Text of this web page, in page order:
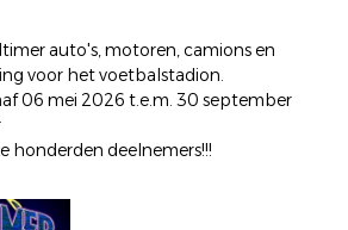
auto's, motoren, camions en
voor het voetbalstadion.
06 mei 2026 t.e.m. 30 september
honderden deelnemers!!!